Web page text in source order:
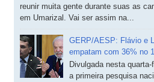
reunir muita gente durante suas as
em Umarizal. Vai ser assim na...
GERP/AESP: Flávio e
empatam com 36% no
Divulgada nesta quarta-
a primeira pesquisa